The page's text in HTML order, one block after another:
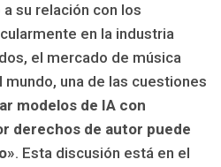
su relación con los
en la industria
el mercado de música
una de las cuestiones
modelos de IA con
derechos de autor puede
. Esta discusión está en el